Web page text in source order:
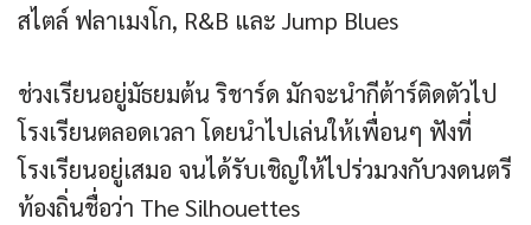
สไตล์ ฟลาเมงโก, R&B และ Jump Blues
ช่วงเรียนอยู่มัธยมต้น ริชาร์ด มักจะนำกีต้าร์ติดตัวไป
โรงเรียนตลอดเวลา โดยนำไปเล่นให้เพื่อนๆ ฟังที่
โรงเรียนอยู่เสมอ จนได้รับเชิญให้ไปร่วมวงกับวงดนตรี
ท้องถิ่นชื่อว่า The Silhouettes